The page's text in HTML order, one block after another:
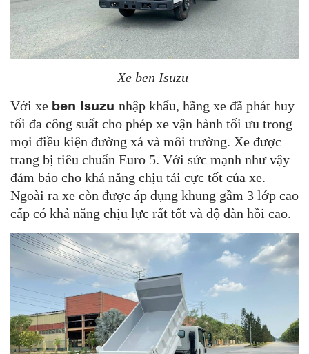
Xe ben Isuzu
Với xe ben Isuzu nhập khẩu, hãng xe đã phát huy
tối đa công suất cho phép xe vận hành tối ưu trong
mọi điều kiện đường xá và môi trường. Xe được
trang bị tiêu chuẩn Euro 5. Với sức mạnh như vậy
đảm bảo cho khả năng chịu tải cực tốt của xe.
Ngoài ra xe còn được áp dụng khung gầm 3 lớp cao
cấp có khả năng chịu lực rất tốt và độ đàn hồi cao.